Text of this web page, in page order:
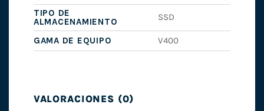
TIPO DE
ALMACENAMIENTO
SSD
GAMA DE EQUIPO V400
VALORACIONES (0)